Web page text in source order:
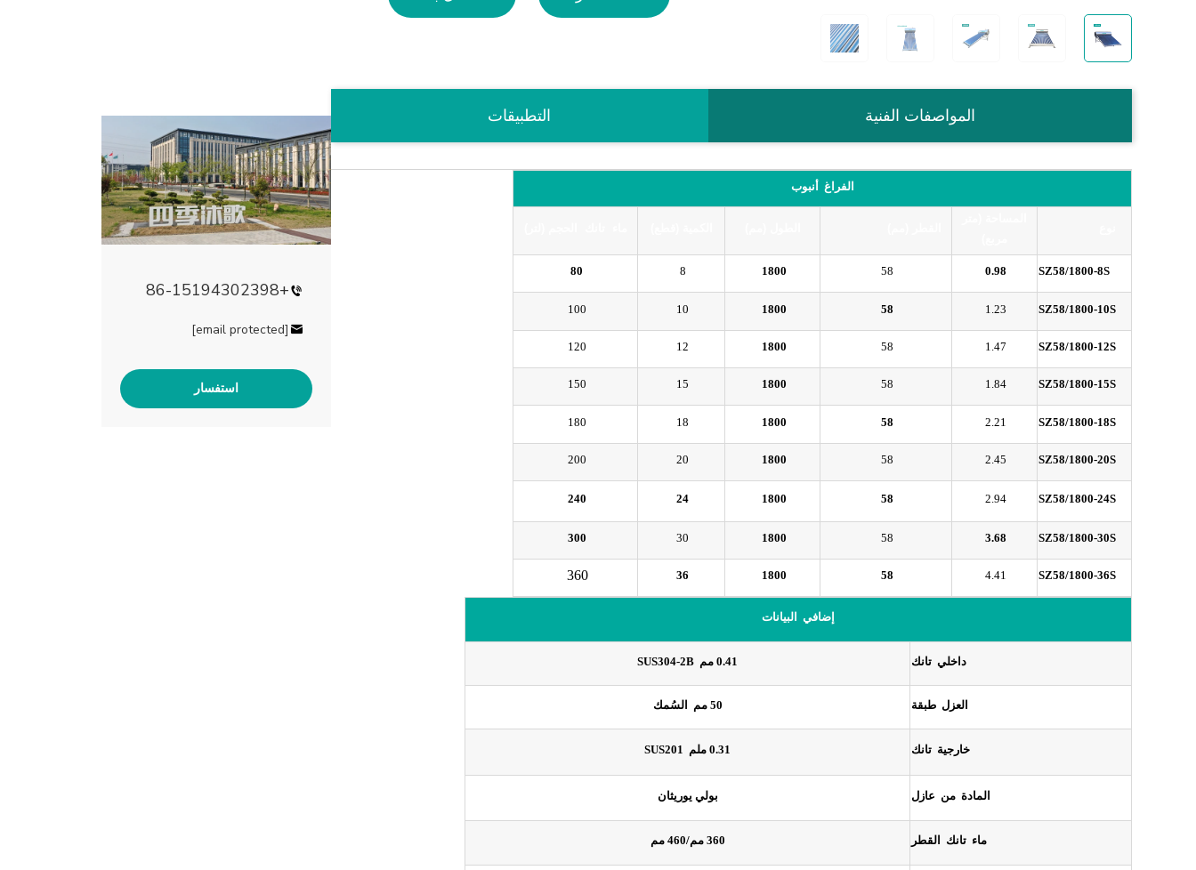
+86-15194302398
[email protected]
استفسار
المواصفات الفنية التطبيقات
الفراغ أنبوب
SZ58/1800-8S
0.98
58
1800
8
80
SZ58/1800-10S
1.23
58
1800
10
100
SZ58/1800-12S
1.47
58
1800
12
120
SZ58/1800-15S
1.84
58
1800
15
150
SZ58/1800-18S
2.21
58
1800
18
180
SZ58/1800-20S
2.45
58
1800
20
200
SZ58/1800-24S
2.94
58
1800
24
240
SZ58/1800-30S
3.68
58
1800
30
300
SZ58/1800-36S
4.41
58
1800
36
360
إضافي البيانات
داخلي تانك 0.41 مم SUS304-2B
العزل طبقة 50 مم السُمك
خارجية تانك 0.31 ملم SUS201
المادة من عازل بولي يوريثان
ماء تانك القطر 360 مم/460 مم